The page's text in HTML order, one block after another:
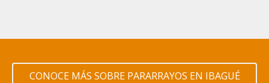
CONOCE MÁS SOBRE PARARRAYOS EN IBAGUÉ